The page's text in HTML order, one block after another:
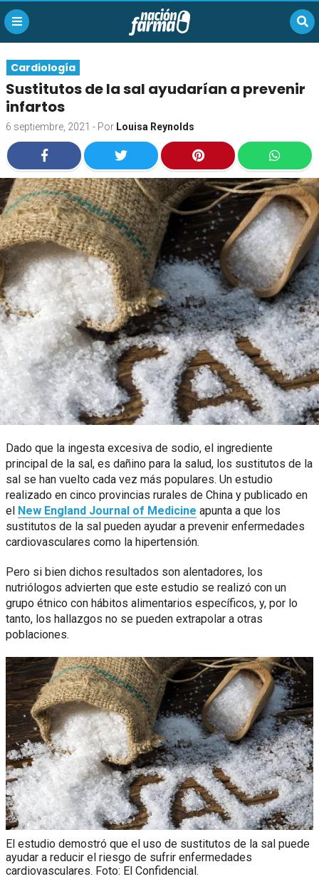
Cardiología
Sustitutos de la sal ayudarían a prevenir
infartos
6 septiembre, 2021 - Por Louisa Reynolds
Dado que la ingesta excesiva de sodio, el ingrediente
principal de la sal, es dañino para la salud, los sustitutos de la
sal se han vuelto cada vez más populares. Un estudio
realizado en cinco provincias rurales de China y publicado en
el New England Journal of Medicine apunta a que los
sustitutos de la sal pueden ayudar a prevenir enfermedades
cardiovasculares como la hipertensión.
Pero si bien dichos resultados son alentadores, los
nutriólogos advierten que este estudio se realizó con un
grupo étnico con hábitos alimentarios específicos, y, por lo
tanto, los hallazgos no se pueden extrapolar a otras
poblaciones.
El estudio demostró que el uso de sustitutos de la sal puede
ayudar a reducir el riesgo de sufrir enfermedades
cardiovasculares. Foto: El Confidencial.